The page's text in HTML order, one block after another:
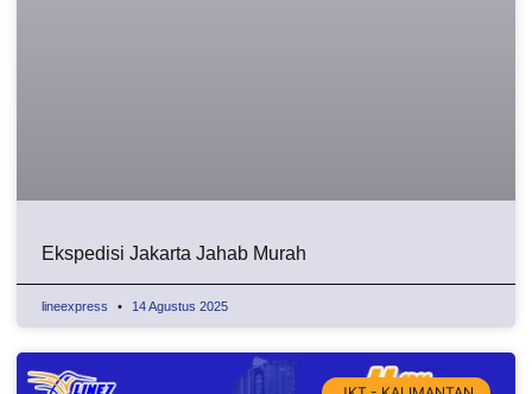
Ekspedisi Jakarta Jahab Murah
lineexpress 14 Agustus 2025